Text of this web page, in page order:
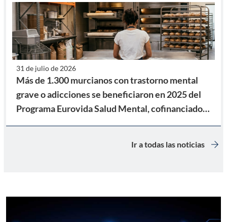
31 de julio de 2026
Más de 1.300 murcianos con trastorno mental
grave o adicciones se beneficiaron en 2025 del
Programa Eurovida Salud Mental, cofinanciado
Ir a todas las noticias arrow_forward